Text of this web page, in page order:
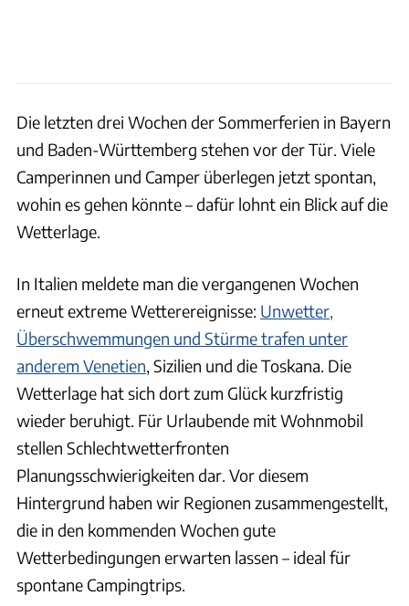
Die letzten drei Wochen der Sommerferien in Bayern
und Baden-Württemberg stehen vor der Tür. Viele
Camperinnen und Camper überlegen jetzt spontan,
wohin es gehen könnte – dafür lohnt ein Blick auf die
Wetterlage.
In Italien meldete man die vergangenen Wochen
erneut extreme Wetterereignisse: Unwetter,
Überschwemmungen und Stürme trafen unter
anderem Venetien, Sizilien und die Toskana. Die
Wetterlage hat sich dort zum Glück kurzfristig
wieder beruhigt. Für Urlaubende mit Wohnmobil
stellen Schlechtwetterfronten
Planungsschwierigkeiten dar. Vor diesem
Hintergrund haben wir Regionen zusammengestellt,
die in den kommenden Wochen gute
Wetterbedingungen erwarten lassen – ideal für
spontane Campingtrips.